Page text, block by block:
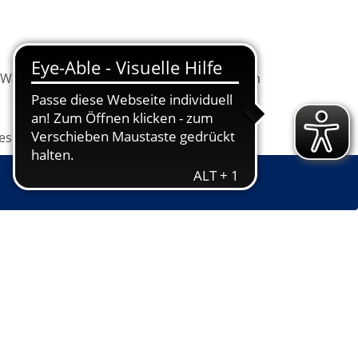
Warenkorb Information Programm
Grundbildung Jugendkunstschule